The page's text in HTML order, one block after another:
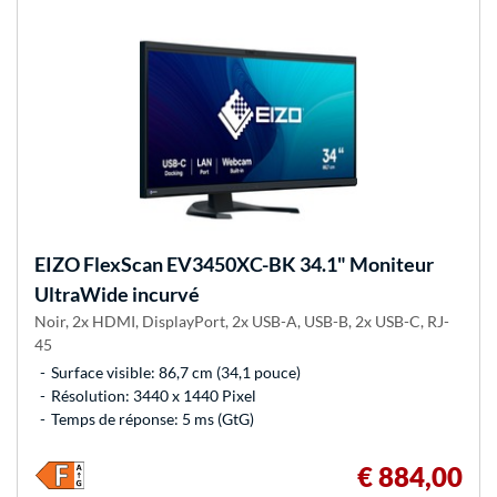
EIZOFlexScan EV3450XC-BK 34.1" Moniteur
UltraWide incurvé
Noir, 2x HDMI, DisplayPort, 2x USB-A, USB-B, 2x USB-C, RJ-
45
Surface visible: 86,7 cm (34,1 pouce)
Résolution: 3440 x 1440 Pixel
Temps de réponse: 5 ms (GtG)
€ 884,00